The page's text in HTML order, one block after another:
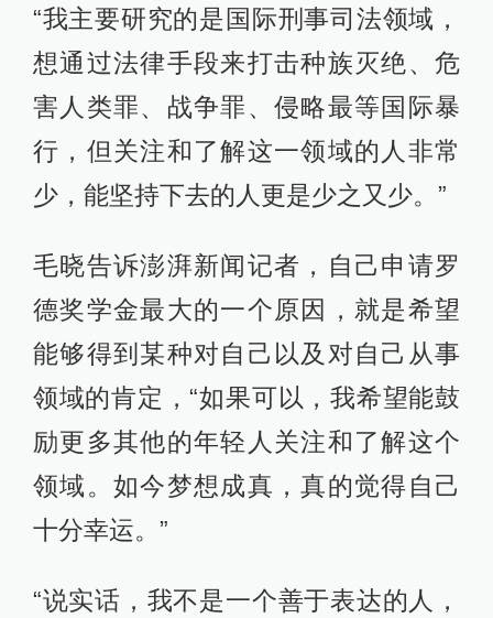
“我主要研究的是国际刑事司法领域，
想通过法律手段来打击种族灭绝、危
害人类罪、战争罪、侵略最等国际暴
行，但关注和了解这一领域的人非常
少，能坚持下去的人更是少之又少。”
毛晓告诉澎湃新闻记者，自己申请罗
德奖学金最大的一个原因，就是希望
能够得到某种对自己以及对自己从事
领域的肯定，“如果可以，我希望能鼓
励更多其他的年轻人关注和了解这个
领域。如今梦想成真，真的觉得自己
十分幸运。”
“说实话，我不是一个善于表达的人，